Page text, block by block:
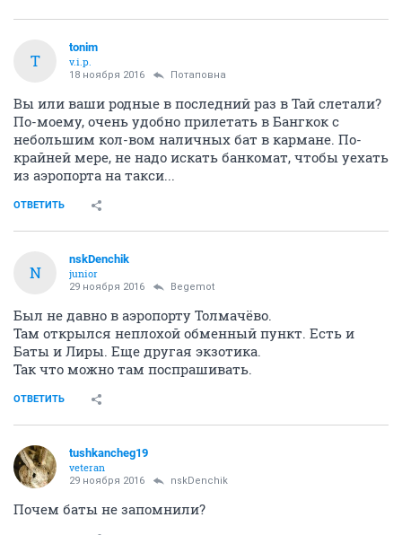
T
tonim
v.i.p.
18 ноября 2016 Потаповна
Вы или ваши родные в последний раз в Тай слетали?
По-моему, очень удобно прилетать в Бангкок с
небольшим кол-вом наличных бат в кармане. По-
крайней мере, не надо искать банкомат, чтобы уехать
из аэропорта на такси...
ОТВЕТИТЬ
N
nskDenchik
junior
29 ноября 2016 Begemot
Был не давно в аэропорту Толмачёво.
Там открылся неплохой обменный пункт. Есть и
Баты и Лиры. Еще другая экзотика.
Так что можно там поспрашивать.
ОТВЕТИТЬ
tushkancheg19
veteran
29 ноября 2016 nskDenchik
Почем баты не запомнили?